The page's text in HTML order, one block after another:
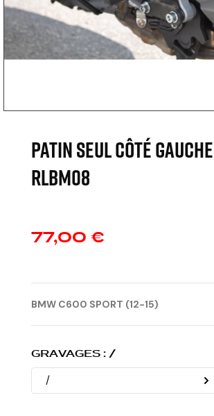
Patin seul côté
RLBM08
77,00 €
BMW C600 SPORT (12-15)
GRAVAGES : /